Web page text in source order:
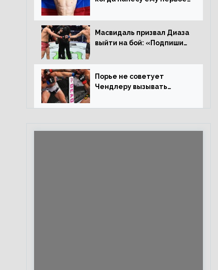
Дэн Иге – про бой с
Евлоевым
Масвидаль призвал Диаза
выйти на бой: «Подпиши
повторим»
Порье не советует
Чендлеру вызывать
потрясают в каждом бою,